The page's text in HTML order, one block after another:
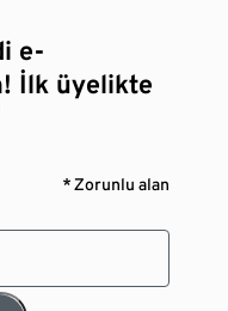
e-
İlk üyelikte
* Zorunlu alan